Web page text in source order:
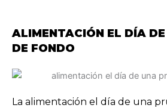
ALIMENTACIÓN EL DÍA
DE FONDO
La alimentación el día de una